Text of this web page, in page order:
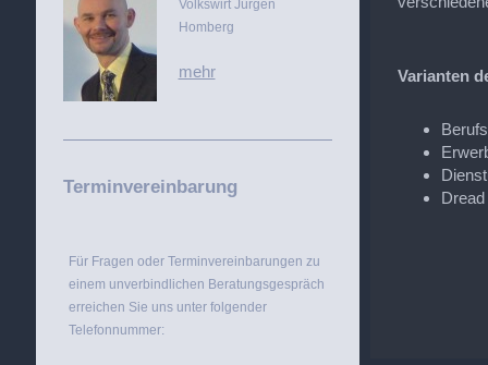
Varianten
Volkswirt Jürgen
Homberg
mehr
Terminvereinbarung
Für Fragen oder Terminvereinbarungen zu
einem unverbindlichen Beratungsgespräch
erreichen Sie uns unter folgender
Telefonnummer: